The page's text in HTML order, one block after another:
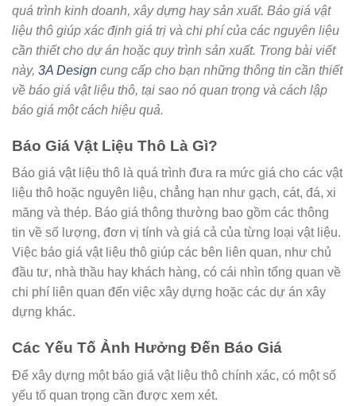
quá trình kinh doanh, xây dựng hay sản xuất. Báo giá vật
liệu thô giúp xác định giá trị và chi phí của các nguyên liệu
cần thiết cho dự án hoặc quy trình sản xuất. Trong bài viết
này, 3A Design cung cấp cho bạn những thông tin cần thiết
về báo giá vật liệu thô, tại sao nó quan trọng và cách lập
báo giá một cách hiệu quả.
Báo Giá Vật Liệu Thô Là Gì?
Báo giá vật liệu thô là quá trình đưa ra mức giá cho các vật
liệu thô hoặc nguyên liệu, chẳng hạn như gạch, cát, đá, xi
măng và thép. Báo giá thông thường bao gồm các thông
tin về số lượng, đơn vị tính và giá cả của từng loại vật liệu.
Việc báo giá vật liệu thô giúp các bên liên quan, như chủ
đầu tư, nhà thầu hay khách hàng, có cái nhìn tổng quan về
chi phí liên quan đến việc xây dựng hoặc các dự án xây
dựng khác.
Các Yếu Tố Ảnh Hưởng Đến Báo Giá
Để xây dựng một báo giá vật liệu thô chính xác, có một số
yếu tố quan trọng cần được xem xét.